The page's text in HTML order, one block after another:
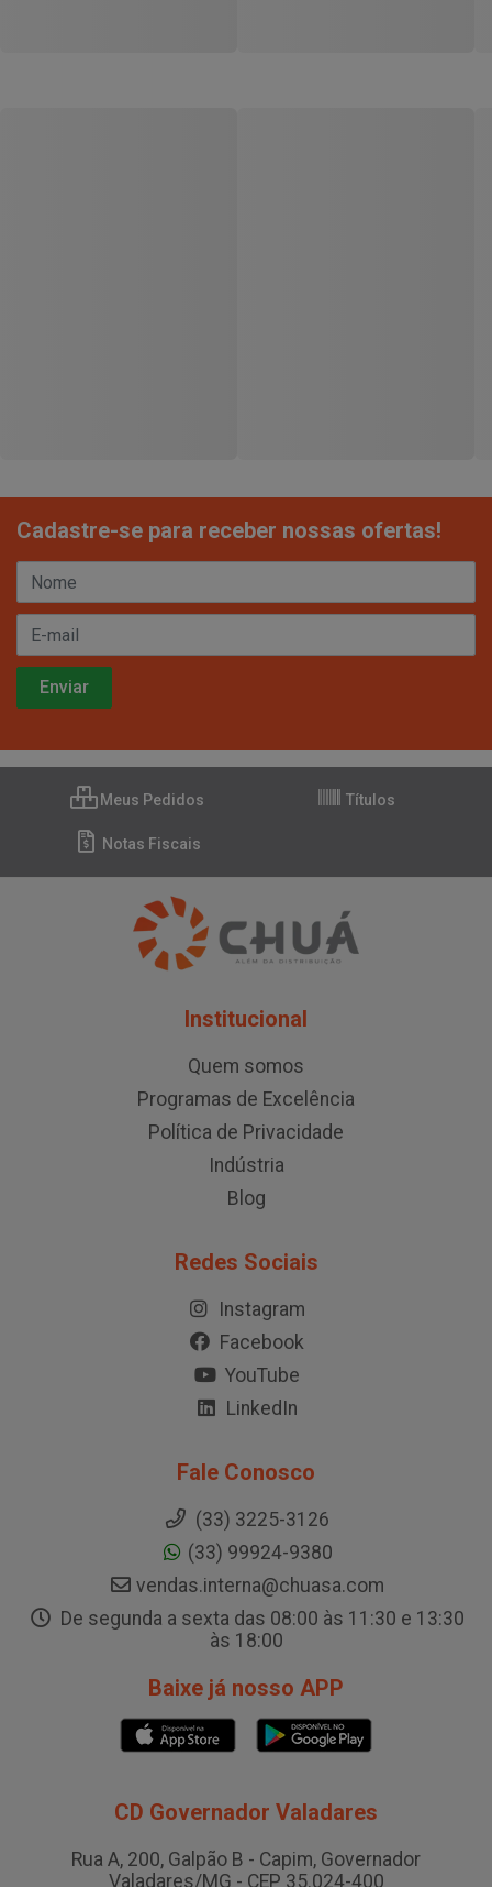
Cadastre-se para receber nossas ofertas!
Meus Pedidos Títulos
Notas Fiscais
Institucional
Quem somos
Programas de Excelência
Política de Privacidade
Indústria
Blog
Redes Sociais
Instagram
Facebook
YouTube
LinkedIn
Fale Conosco
(33) 3225-3126
(33) 99924-9380
vendas.interna@chuasa.com
De segunda a sexta das 08:00 às 11:30 e 13:30
às 18:00
Baixe já nosso APP
CD Governador Valadares
Rua A, 200, Galpão B - Capim, Governador
Valadares/MG - CEP 35.024-400